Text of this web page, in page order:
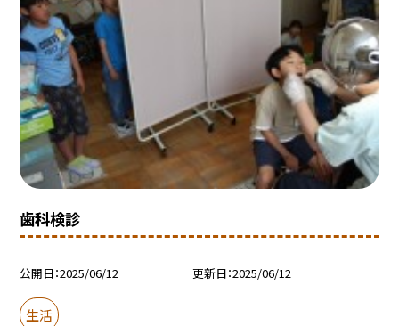
歯科検診
公開日 2025/06/12 更新日 2025/06/12
生活